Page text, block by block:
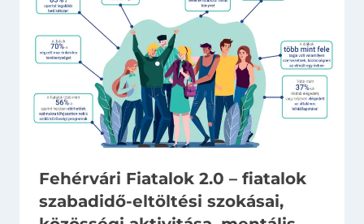
Fehérvári Fiatalok 2.0 – fiatalok
szabadidő-eltöltési szokásai,